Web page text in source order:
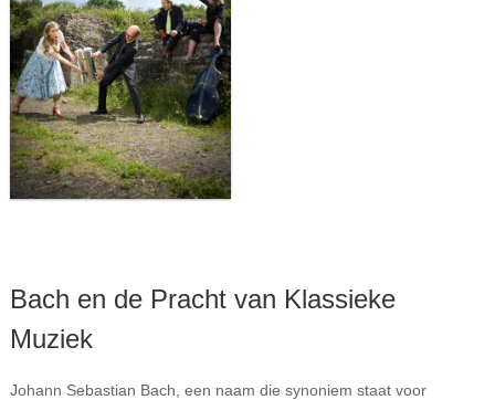
Bach en de Pracht van Klassieke
Muziek
Johann Sebastian Bach, een naam die synoniem staat voor